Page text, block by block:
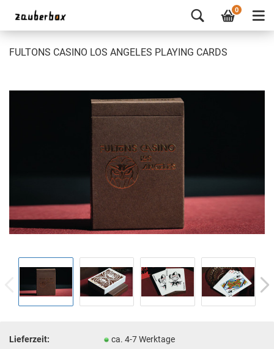
0
FULTONS CASINO LOS ANGELES PLAYING CARDS
Lieferzeit: ca. 4-7 Werktage